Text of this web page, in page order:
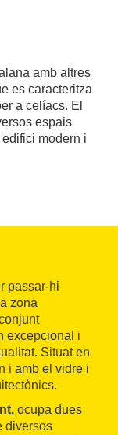
amb altres
es caracteritza
a celíacs. El
espais
modern i
passar-hi
zona
excepcional i
Situat en
i amb el vidre i
ocupa dues
diversos